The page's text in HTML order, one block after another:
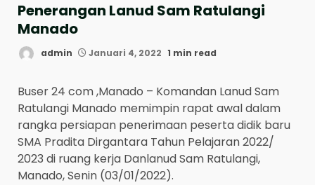
Penerangan Lanud Sam Ratulangi
Manado
admin Januari 4, 2022 1 min read
Buser 24 com ,Manado – Komandan Lanud Sam
Ratulangi Manado memimpin rapat awal dalam
rangka persiapan penerimaan peserta didik baru
SMA Pradita Dirgantara Tahun Pelajaran 2022/
2023 di ruang kerja Danlanud Sam Ratulangi,
Manado, Senin (03/01/2022).